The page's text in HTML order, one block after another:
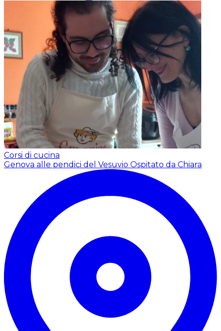
Corsi di cucina
Genova alle pendici del Vesuvio Ospitato da Chiara